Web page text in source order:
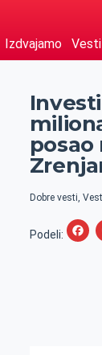
Izdvajamo Vesti
Dobre vesti,
Podeli:
F